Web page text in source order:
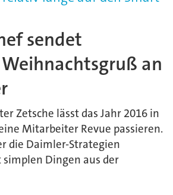
sendet
an
Zetsche lässt das Jahr 2016 in
Mitarbeiter Revue passieren.
die Daimler-Strategien
Dingen aus der